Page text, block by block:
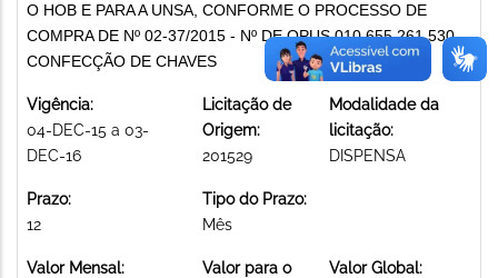
O HOB E PARA A UNSA, CONFORME O PROCESSO DE
COMPRA DE Nº 02-37/2015 - Nº DE OPUS 010.655.261.530
CONFECÇÃO DE CHAVES
Vigência:
04-DEC-15 a 03-
DEC-16
Licitação de
Origem:
201529
Modalidade da
licitação:
DISPENSA
Prazo:
12
Tipo do Prazo:
Mês
Valor Mensal:
Valor para o
Valor Global: